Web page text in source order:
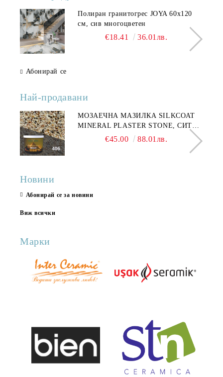
Полиран гранитогрес JOYA 60x120
см, сив многоцветен
€18.41 36.01лв.
Абонирай се
Най-продавани
МОЗАЕЧНА МАЗИЛКА SILKCOAT
MINERAL PLASTER STONE, СИТЕН
КАМЪК 406 25КГ
€45.00 88.01лв.
Новини
Абонирай се за новини
Виж всички
Марки